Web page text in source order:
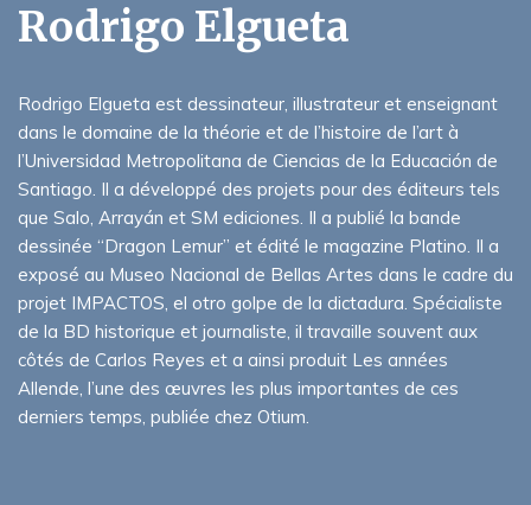
Rodrigo Elgueta
Rodrigo Elgueta est dessinateur, illustrateur et enseignant
dans le domaine de la théorie et de l’histoire de l’art à
l’Universidad Metropolitana de Ciencias de la Educación de
Santiago. Il a développé des projets pour des éditeurs tels
que Salo, Arrayán et SM ediciones. Il a publié la bande
dessinée “Dragon Lemur” et édité le magazine Platino. Il a
exposé au Museo Nacional de Bellas Artes dans le cadre du
projet IMPACTOS, el otro golpe de la dictadura. Spécialiste
de la BD historique et journaliste, il travaille souvent aux
côtés de Carlos Reyes et a ainsi produit Les années
Allende, l’une des œuvres les plus importantes de ces
derniers temps, publiée chez Otium.